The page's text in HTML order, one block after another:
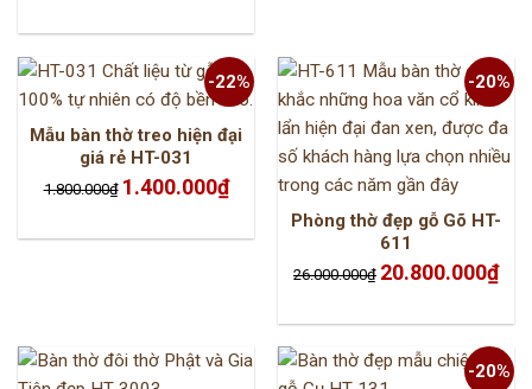
15.800.000₫.
-22%
Mẫu bàn thờ treo hiện đại
giá rẻ HT-031
1.800.000₫ Giá
gốc
1.400.000₫Giá
hiện
1.400.000₫.
-20%
Phòng thờ đẹp gỗ Gõ HT-
611
26.000.000₫ Giá
gốc
20.800.000₫Giá
hiện
-20%